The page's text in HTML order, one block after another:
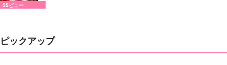
55ビュー
ピックアップ